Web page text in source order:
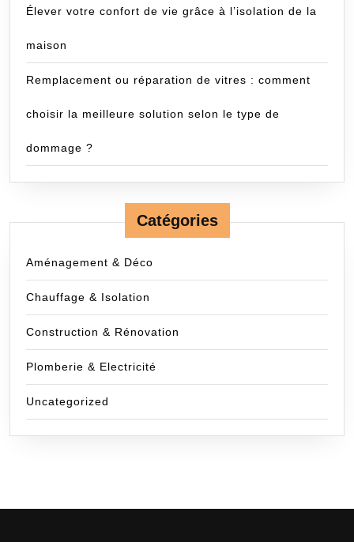
Élever votre confort de vie grâce à l’isolation de la
maison
Remplacement ou réparation de vitres : comment
choisir la meilleure solution selon le type de
dommage ?
Catégories
Aménagement & Déco
Chauffage & Isolation
Construction & Rénovation
Plomberie & Electricité
Uncategorized